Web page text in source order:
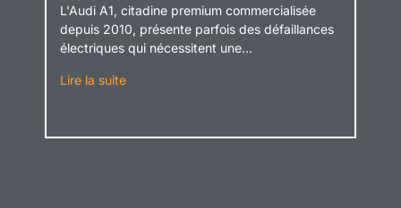
L'Audi A1, citadine premium commercialisée
depuis 2010, présente parfois des défaillances
électriques qui nécessitent une...
Lire la suite